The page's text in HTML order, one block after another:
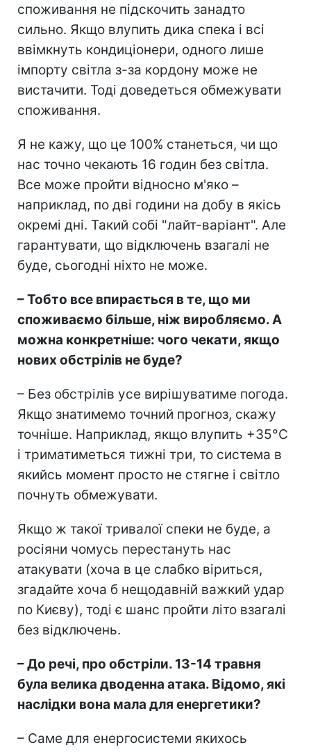
споживання не підскочить занадто
сильно. Якщо влупить дика спека і всі
ввімкнуть кондиціонери, одного лише
імпорту світла з-за кордону може не
вистачити. Тоді доведеться обмежувати
споживання.
Я не кажу, що це 100% станеться, чи що
нас точно чекають 16 годин без світла.
Все може пройти відносно м'яко –
наприклад, по дві години на добу в якісь
окремі дні. Такий собі "лайт-варіант". Але
гарантувати, що відключень взагалі не
буде, сьогодні ніхто не може.
– Тобто все впирається в те, що ми
споживаємо більше, ніж виробляємо. А
можна конкретніше: чого чекати, якщо
нових обстрілів не буде?
– Без обстрілів усе вирішуватиме погода.
Якщо знатимемо точний прогноз, скажу
точніше. Наприклад, якщо влупить +35°C
і триматиметься тижні три, то система в
якийсь момент просто не стягне і світло
почнуть обмежувати.
Якщо ж такої тривалої спеки не буде, а
росіяни чомусь перестануть нас
атакувати (хоча в це слабко віриться,
згадайте хоча б нещодавній важкий удар
по Києву), тоді є шанс пройти літо взагалі
без відключень.
– До речі, про обстріли. 13-14 травня
була велика дводенна атака. Відомо, які
наслідки вона мала для енергетики?
– Саме для енергосистеми якихось